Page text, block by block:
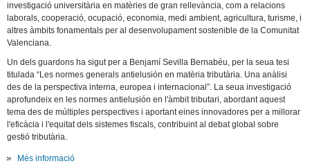
investigació universitària en matèries de gran rellevància, com a relacions
laborals, cooperació, ocupació, economia, medi ambient, agricultura, turisme, i
altres àmbits fonamentals per al desenvolupament sostenible de la Comunitat
Valenciana.
Un dels guardons ha sigut per a Benjamí Sevilla Bernabéu, per la seua tesi
titulada “Les normes generals antielusión en matèria tributària. Una anàlisi
des de la perspectiva interna, europea i internacional”. La seua investigació
aprofundeix en les normes antielusión en l'àmbit tributari, abordant aquest
tema des de múltiples perspectives i aportant eines innovadores per a millorar
l'eficàcia i l'equitat dels sistemes fiscals, contribuint al debat global sobre
gestió tributària.
Més informació